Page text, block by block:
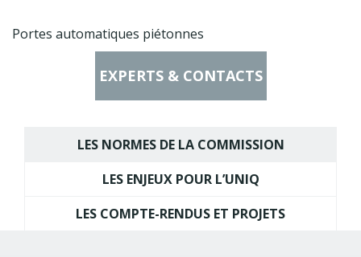
Portes automatiques piétonnes
EXPERTS & CONTACTS
LES NORMES DE LA COMMISSION
LES ENJEUX POUR L’UNIQ
LES COMPTE-RENDUS ET PROJETS